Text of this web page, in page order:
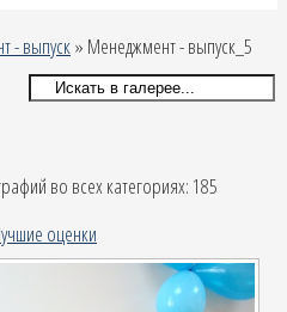
- выпуск» Менеджмент - выпуск_5
во всех категориях: 185
оценки